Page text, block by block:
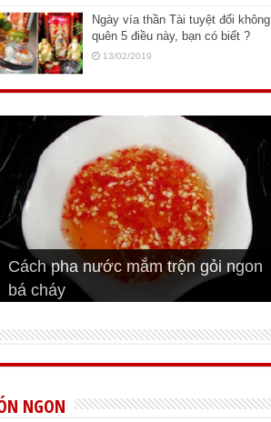
Ngày vía thần Tài tuyệt đối không
quên 5 điều này, bạn có biết ?
13/02/2019
Cách pha nước mắm trộn gỏi ngon
bá cháy
Bí quyết để chiên đậu hũ giòn ngon
Cách ướp sườn non nướng ngon
đúng vị
Cách ướp thịt heo chiên ngon mềm
Bật mí cách ướp sườn cơm tấm
ngon
NGON